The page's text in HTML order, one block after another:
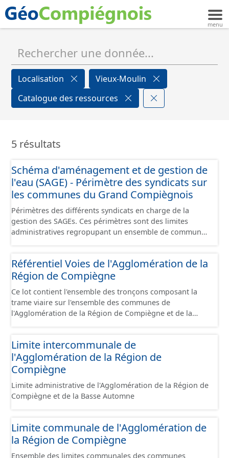
Localisation
Vieux-Moulin
Catalogue des ressources
5 résultats
Schéma d'aménagement et de gestion de
l'eau (SAGE) - Périmètre des syndicats sur
les communes du Grand Compiègnois
Périmètres des différents syndicats en charge de la
gestion des SAGEs. Ces périmètres sont des limites
administratives regropupant un ensemble de communes
diverses : - SAGE, - GEMA (Gestion des Milieux
Aquatiques) - Ruissellement. Le ou les périmètres du
syndicat de la Brêche n'est pas inclus dans ce jeu de
données.
Référentiel Voies de l'Agglomération de la
Région de Compiègne
Ce lot contient l'ensemble des tronçons composant la
trame viaire sur l'ensemble des communes de
l'Agglomération de la Région de Compiègne et de la
peut-être nommé ou non par un libellé de voie. Un
tronçon appartient à une ou deux communes. Un
tronçon représente, le plus souvent, le centre de la
chaussée. Les tronçons de voies sont topologiques : les
extrémités d’un tronçon correspondent à des
intersections ou des jonctions, sauf dans le cas d'un
Franchissement ». Dans le cas d'un pont (franchissement
d’un tronçon routier ou ferré) : les tronçons se croisent
sans se couper. Un tronçon commence à une
Limite intercommunale de
l'Agglomération de la Région de
Compiègne
Limite administrative de l'Agglomération de la Région de
Compiègne et de la Basse Automne
Limite communale de l'Agglomération de
la Région de Compiègne
Ensemble des limites communales des communes